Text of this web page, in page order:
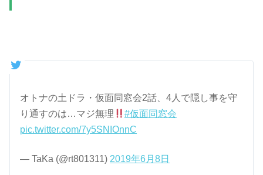
オトナの土ドラ・仮面同窓会2話、4人で隠し事を守
り通すのは…マジ無理
#仮面同窓会
pic.twitter.com/7y5SNIOnnC
— TaKa (@rt801311)2019年6月8日